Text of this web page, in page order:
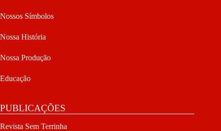
Nossos Símbolos
Nossa História
Nossa Produção
Educação
PUBLICAÇÕES
Revista Sem Terrinha